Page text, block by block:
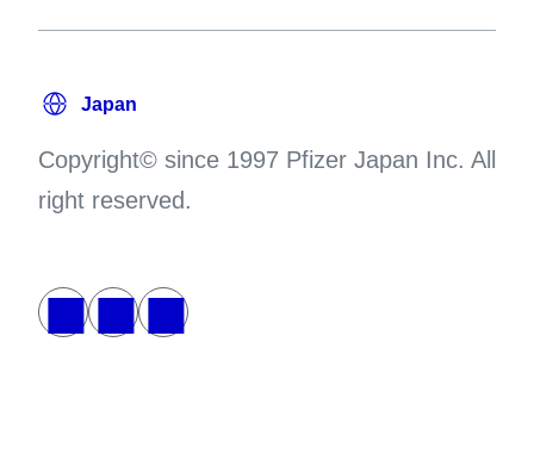
Copyright© since 1997 Pfizer Japan Inc. All
right reserved.